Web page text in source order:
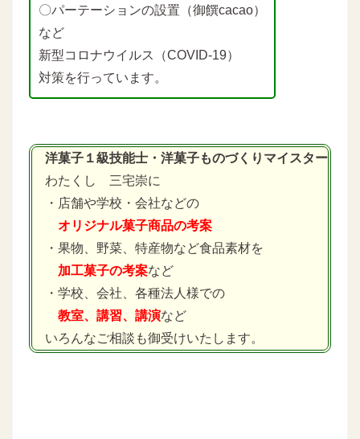
〇パーテーションの設置（御饌cacao）
など
新型コロナウイルス（COVID-19）
対策を行っています。
洋菓子１級技能士・洋菓子ものづくりマイスター
わたくし 三宅崇に
・店舗や学校・会社などの
オリジナル菓子商品の考案
・果物、野菜、特産物など食品素材を
加工菓子の考案など
・学校、会社、各種法人様での
教室、講習、講演など
いろんなご相談も御受けいたします。